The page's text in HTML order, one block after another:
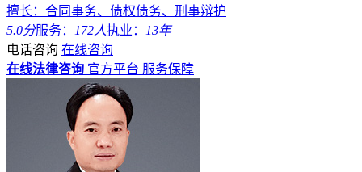
擅长：合同事务、债权债务、刑事辩护
5.0分服务： 172人执业： 13年
电话咨询 在线咨询
在线法律咨询 官方平台 服务保障